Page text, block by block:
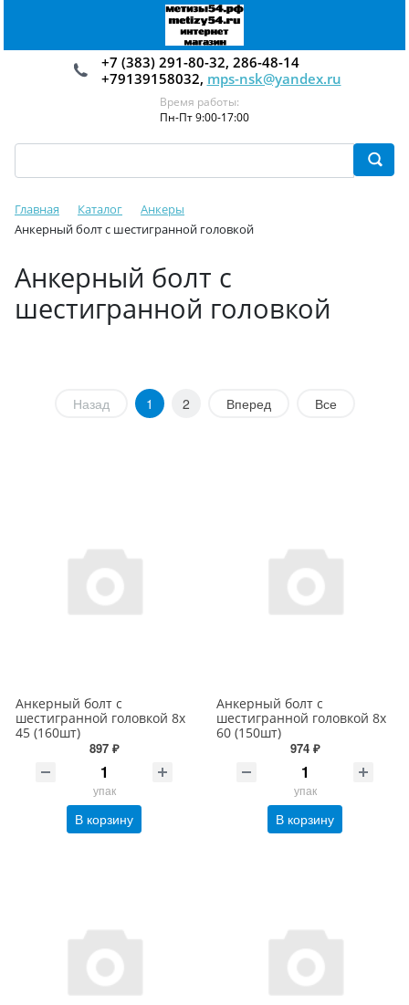
+7 (383) 291-80-32, 286-48-14
+79139158032, mps-nsk@yandex.ru
Время работы:
Пн-Пт 9:00-17:00
Главная Каталог
Анкеры
Анкерный болт с шестигранной головкой
Анкерный болт с
шестигранной головкой
Назад 1 2 Вперед Все
Анкерный болт с
шестигранной головкой 8х
45 (160шт)
897 ₽
упак
В корзину
Анкерный болт с
шестигранной головкой 8х
60 (150шт)
974 ₽
упак
В корзину